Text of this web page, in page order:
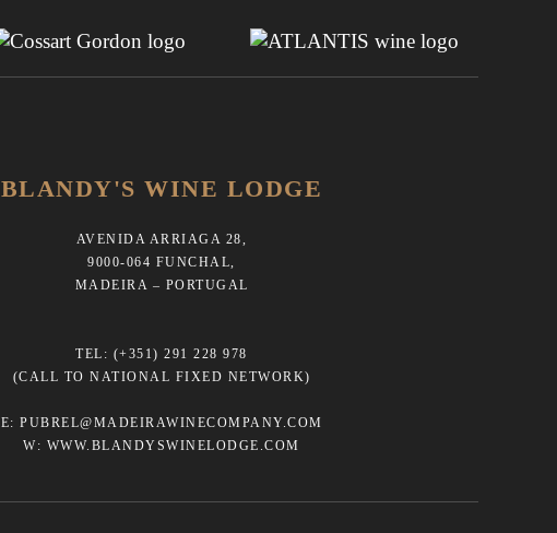
BLANDY'S WINE LODGE
AVENIDA ARRIAGA 28,
9000-064 FUNCHAL,
MADEIRA – PORTUGAL
TEL: (+351) 291 228 978
(CALL TO NATIONAL FIXED NETWORK)
E: PUBREL@MADEIRAWINECOMPANY.COM
W: WWW.BLANDYSWINELODGE.COM